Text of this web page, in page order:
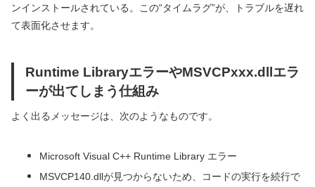
ンインストールされている。この“タイムラグ”が、トラブルを遅れ
て表面化させます。
Runtime LibraryエラーやMSVCPxxx.dllエラ
ーが出てしまう仕組み
よく出るメッセージは、次のようなものです。
Microsoft Visual C++ Runtime Library エラー
MSVCP140.dllが見つからないため、コードの実行を続行で